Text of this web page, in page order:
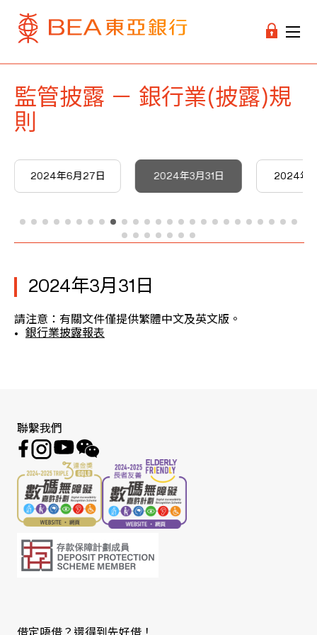
監管披露 － 銀行業(披露)規
則
2024年6月27日 2024年3月31日 2024年3
2024年3月31日
請注意：有關文件僅提供繁體中文及英文版。
銀行業披露報表
聯繫我們